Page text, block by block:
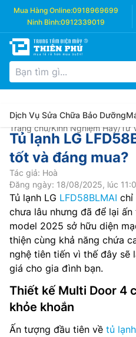
Mua Hàng Online:0918969699
Ninh Bình:0912339019
Dịch Vụ Sửa Chữa Bảo Dưỡng
Trang chủ/Kinh Nghiệm Hay/Tư
Tủ lạnh LG
tốt và đáng mua?
Tác giả: Hoà
Đăng ngày: 18/08/2025, lúc
Tủ lạnh LG LFD58BLMAI chỉ
chưa lâu nhưng đã để lại
model 2025 sở hữu diện
thiện cùng khả năng chứa
nghệ tiên tiến vì thế đây sẽ
giá cho gia đình bạn.
Thiết kế Multi Door 4
khỏe khoắn
Ấn tượng đầu tiên về tủ